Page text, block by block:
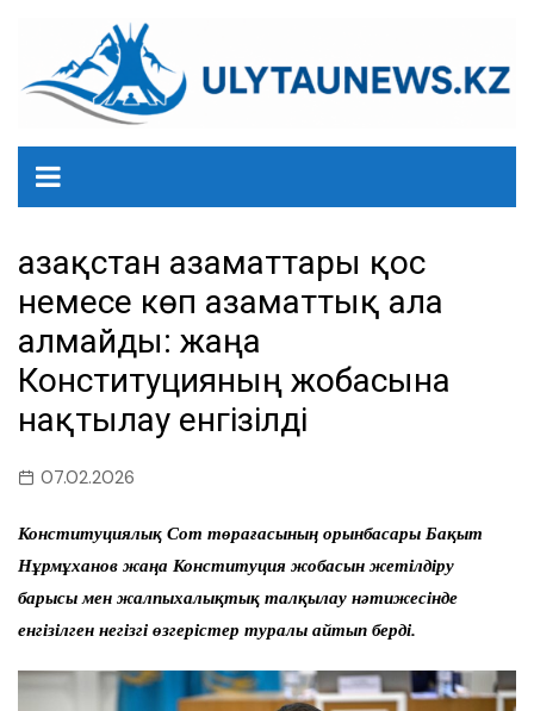
содержанию
Қазақстан азаматтары қос
немесе көп азаматтық ала
алмайды: жаңа
Конституцияның жобасына
нақтылау енгізілді
07.02.2026
Конституциялық Сот төрағасының орынбасары Бақыт
Нұрмұханов жаңа Конституция жобасын жетілдіру
барысы мен жалпыхалықтық талқылау нәтижесінде
енгізілген негізгі өзгерістер туралы айтып берді.